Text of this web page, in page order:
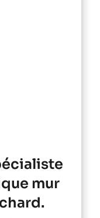
mur